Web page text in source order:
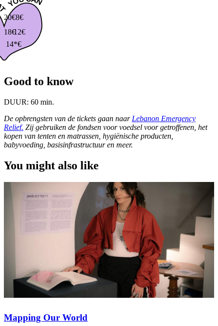
20€
18€
14*€
12€
8€
Good to know
DUUR: 60 min.
De opbrengsten van de tickets gaan naar Lebanon Emergency
Relief. Zij gebruiken de fondsen voor voedsel voor getroffenen, het
kopen van tenten en matrassen, hygiënische producten,
babyvoeding, basisinfrastructuur en meer.
You might also like
Mapping Our World